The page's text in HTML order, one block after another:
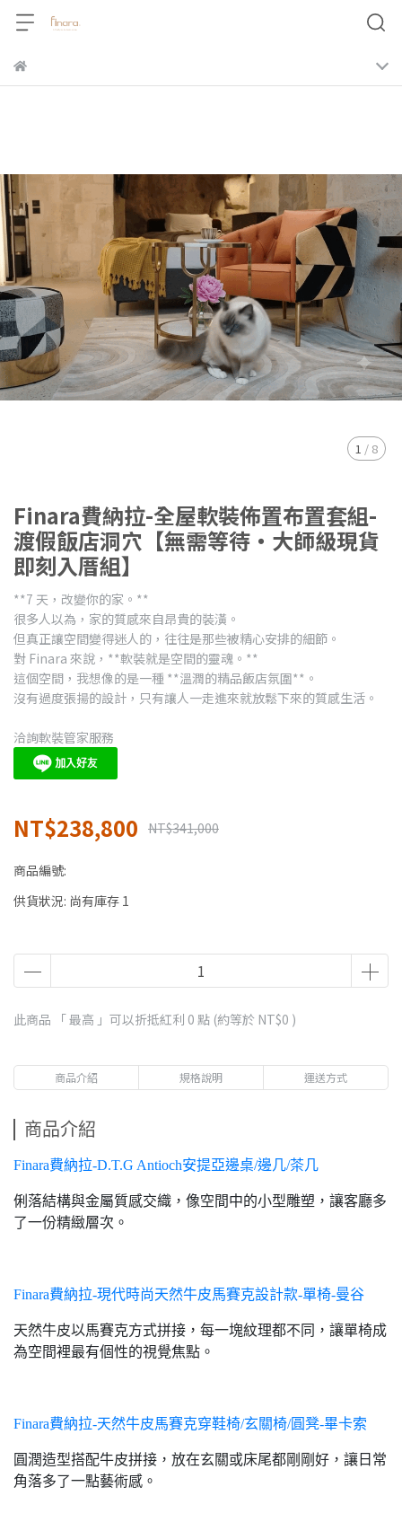
1 / 8
Finara費納拉-全屋軟裝佈置布置套組-
渡假飯店洞穴【無需等待・大師級現貨
即刻入厝組】
**7 天，改變你的家。**
很多人以為，家的質感來自昂貴的裝潢。
但真正讓空間變得迷人的，往往是那些被精心安排的細節。
對 Finara 來說，**軟裝就是空間的靈魂。**
這個空間，我想像的是一種 **溫潤的精品飯店氛圍**。
沒有過度張揚的設計，只有讓人一走進來就放鬆下來的質感生活。
洽詢軟裝管家服務
NT$238,800 NT$341,000
商品編號:
供貨狀況: 尚有庫存 1
此商品 「 最高 」可以折抵紅利 0 點 (約等於 NT$0 )
商品介紹 規格說明 運送方式
商品介紹
Finara費納拉-D.T.G Antioch安提亞邊桌/邊几/茶几
俐落結構與金屬質感交織，像空間中的小型雕塑，讓客廳多
了一份精緻層次。
Finara費納拉-現代時尚天然牛皮馬賽克設計款-單椅-曼谷
天然牛皮以馬賽克方式拼接，每一塊紋理都不同，讓單椅成
為空間裡最有個性的視覺焦點。
Finara費納拉-天然牛皮馬賽克穿鞋椅/玄關椅/圓凳-畢卡索
圓潤造型搭配牛皮拼接，放在玄關或床尾都剛剛好，讓日常
角落多了一點藝術感。